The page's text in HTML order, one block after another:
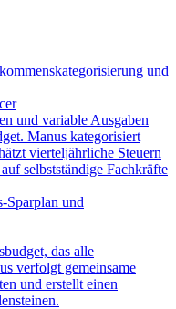
und variable Ausgaben
Manus kategorisiert
vierteljährliche Steuern
selbstständige Fachkräfte
das alle
verfolgt gemeinsame
und erstellt einen